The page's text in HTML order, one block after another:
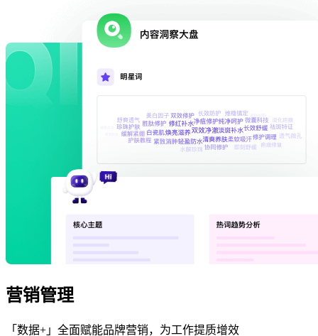
营销管理
「数据+」全面赋能品牌营销，为工作提质增效